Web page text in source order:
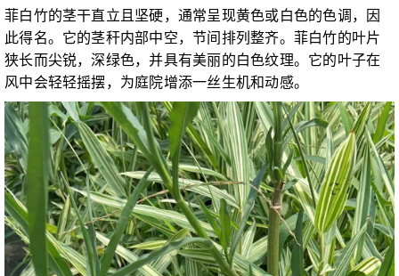
菲白竹的茎干直立且坚硬，通常呈现黄色或白色的色调，因
此得名。它的茎秆内部中空，节间排列整齐。菲白竹的叶片
狭长而尖锐，深绿色，并具有美丽的白色纹理。它的叶子在
风中会轻轻摇摆，为庭院增添一丝生机和动感。